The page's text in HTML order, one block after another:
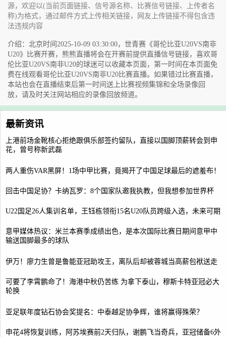
源，欢迎以(当前页面链接、信号源名称、比赛信号链接、上传者名
称)为格式，通过邮件方式上传相关链接，网友上传链接不得包含违
法违规内容
介绍：北京时间2025-10-09 03:30:00，世青赛《哥伦比亚U20VS南非
U20》比赛开赛，熊熊直播将会在开赛前提供直播信号链接，喜欢哥
伦比亚U20VS南非U20的球迷可以收藏本页面，第一时间在本页面免
费在线观看哥伦比亚U20VS南非U20比赛直播。如果错过比赛直播，
本站也会在直播结束后第一时间送上比赛视频集锦和全场录像回
放，请及时关注网站相应的录像回放频道。
最新资讯
上港前场金靴核心拒绝跟俱乐部签约留队，直接以国脚顶薪转会到申
花，曾号称新武磊
两人重伤VAR黑屏！1场中甲比赛，竟揭开了中国足球最后的遮羞布！
回击中国足协？卡纳瓦罗：8个国家队邀我执教，但我想参加世界杯
U22国足26人集训名单，王钰栋领衔15名U20队员跨级入选，未来可期
意甲媒体热议：米兰本赛季成绩出色，是本次国际比赛日期间意甲中
输送国脚最多的球队
伊万！廖力生曾是鲁能亚冠助攻王，离队后却被蓉城当高薪包袱送走
可要了李霄鹏命了！海港中秋仍苦练 为拿下泰山，穆斯卡特亚冠必大
轮换
亚足联年度钻石协会奖提名：中泰越足协争辉，谁将赢得殊荣？
申花4将恢复训练，阿苏埃赛前2天归队，谢鹏飞当奇兵，亚冠储备6外